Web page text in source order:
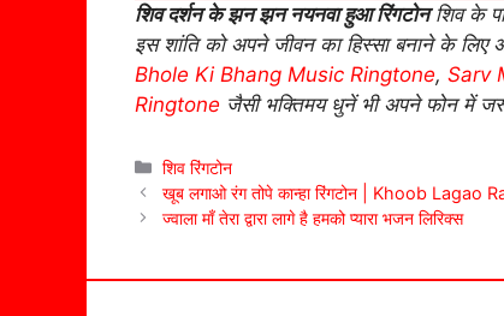
शिव दर्शन के झन झन नयनवा हुआ रिंगटोनशिव के
इस शांति को अपने जीवन का हिस्सा बनाने के
Bhole Ki Bhang Music Ringtone, Sarv
Ringtone जैसी भक्तिमय धुनें भी अपने फोन में
Categories
शिव रिंगटोन
खूब लगाओ रंग तोपे कान्हा रिंगटोन | Khoob
ज्वाला माँ तेरा द्वारा लागे है हमको प्यारा भजन लिरिक्स